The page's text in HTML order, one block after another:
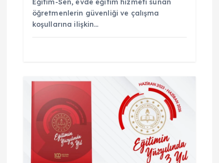
Eğitim-Sen, evde eğitim hizmeti sunan
öğretmenlerin güvenliği ve çalışma
koşullarına ilişkin…